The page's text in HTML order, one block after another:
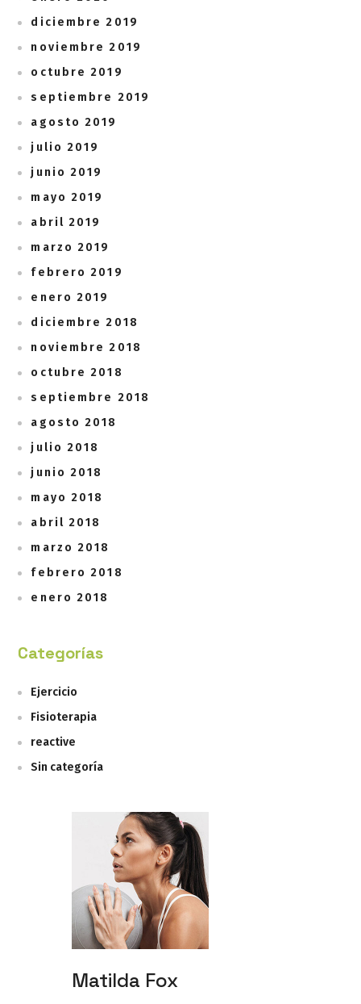
diciembre 2019
noviembre 2019
octubre 2019
septiembre 2019
agosto 2019
julio 2019
junio 2019
mayo 2019
abril 2019
marzo 2019
febrero 2019
enero 2019
diciembre 2018
noviembre 2018
octubre 2018
septiembre 2018
agosto 2018
julio 2018
junio 2018
mayo 2018
abril 2018
marzo 2018
febrero 2018
enero 2018
Categorías
Ejercicio
Fisioterapia
reactive
Sin categoría
Matilda Fox